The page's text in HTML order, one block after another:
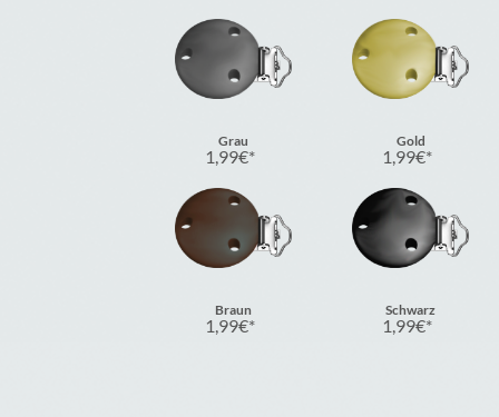
Grau
1,99€
Gold
1,99€
Braun
1,99€
Schwarz
1,99€